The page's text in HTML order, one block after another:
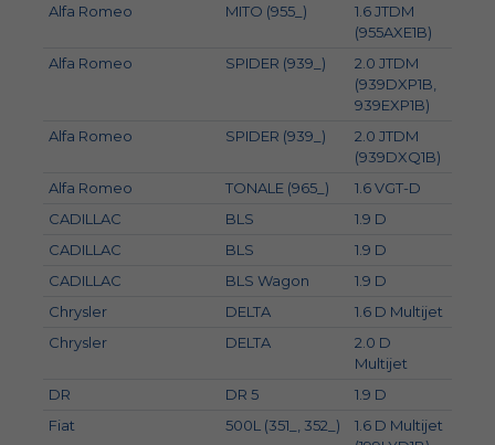
Alfa Romeo MITO (955_)
1.6 JTDM
(955AXE1B)
Alfa Romeo SPIDER (939_)
2.0 JTDM
(939DXP1B,
939EXP1B)
Alfa Romeo SPIDER (939_)
2.0 JTDM
(939DXQ1B)
Alfa Romeo TONALE (965_) 1.6 VGT-D
CADILLAC
BLS 1.9 D
CADILLAC
BLS 1.9 D
CADILLAC
BLS Wagon 1.9 D
Chrysler
DELTA 1.6 D Multijet
Chrysler
DELTA
2.0 D
Multijet
DR DR 5 1.9 D
Fiat
500L (351_, 352_)
1.6 D Multijet